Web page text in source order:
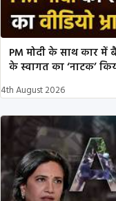
PM मोदी के साथ कार में
के स्वागत का ‘नाटक’
4th August 2026